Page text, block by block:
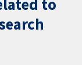
to